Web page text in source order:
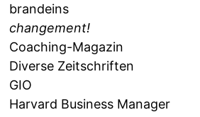
brandeins
changement!
Coaching-Magazin
Diverse Zeitschriften
GIO
Harvard Business Manager